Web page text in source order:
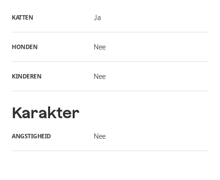
KATTEN Ja
HONDEN Nee
KINDEREN Nee
Karakter
ANGSTIGHEID Nee